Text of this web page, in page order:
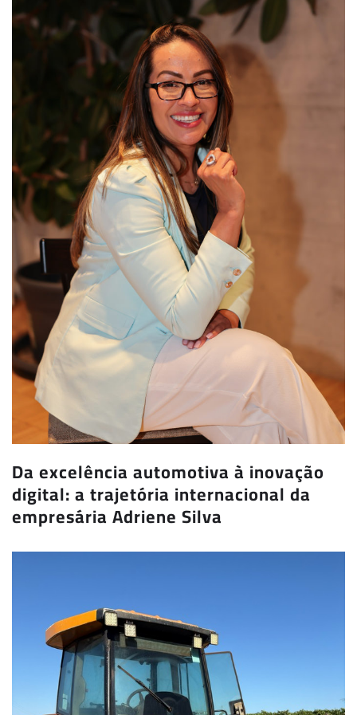
Da excelência automotiva à inovação
digital: a trajetória internacional da
empresária Adriene Silva